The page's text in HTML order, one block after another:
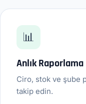
📊
Anlık Raporlama
Ciro, stok ve şube
takip edin.